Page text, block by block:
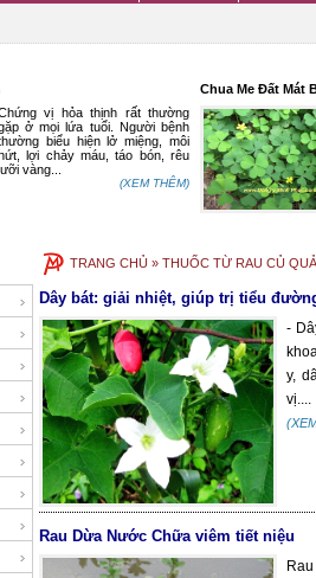
vị hỏa thịnh rất thường
ở mọi lứa tuổi. Người bệnh
biểu hiện lở miệng, môi
lợi chảy máu, táo bón, rêu
vàng...
(XEM THÊM)
Chua Me Đất Mát
TRANG CHỦ » THUỐC TỪ RAU CỦ
Dây bát: giải nhiệt, giúp trị tiểu
-
y,
vị....
Rau Dừa Nước Chữa viêm tiết niệu